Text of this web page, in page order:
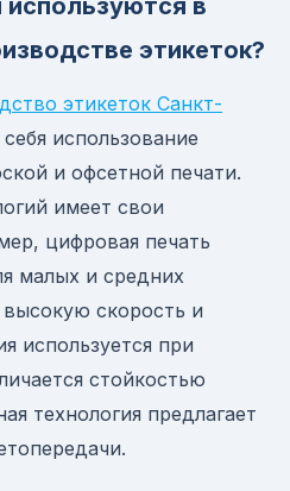
используются в
этикеток?
этикеток Санкт-
использование
и офсетной печати.
имеет свои
цифровая печать
малых и средних
скорость и
используется при
стойкостью
технология предлагает